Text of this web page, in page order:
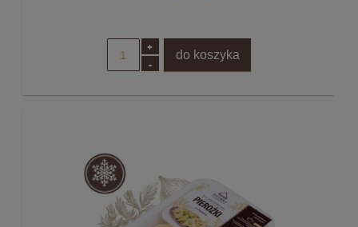
+
-
do koszyka